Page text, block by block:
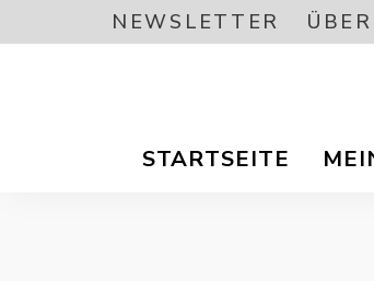
NEWSLETTER
STARTSEITE